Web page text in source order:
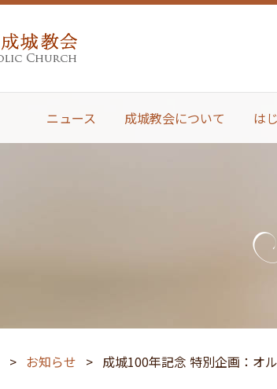
ニュース 成城教会について は
> お知らせ > 成城100年記念 特別企画：オ